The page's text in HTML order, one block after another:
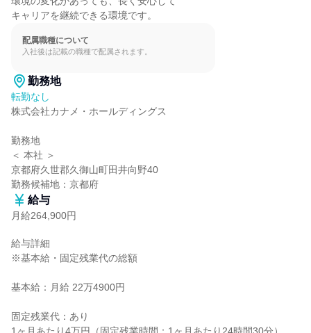
キャリアを継続できる環境です。
配属職種について
入社後は記載の職種で配属されます。
勤務地
転勤なし
株式会社カナメ・ホールディングス
勤務地
＜ 本社 ＞
京都府久世郡久御山町田井向野40
勤務候補地：京都府
給与
月給264,900円
給与詳細
※基本給・固定残業代の総額
基本給：月給 22万4900円
固定残業代：あり